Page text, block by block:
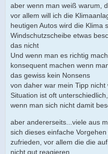
aber wenn man weiß warum,
vor allem will ich die
heutigen Autos wird die Klima
Windschutzscheibe etwas
das nicht
Und wenn man es richtig
konsequent machen wenn
das gewiss kein Nonsens
von daher war mein Tipp
Situation ist oft
wenn man sich nicht damit
aber andererseits...viele aus
sich dieses einfache
zufrieden, vor allem die die
nicht gut reagieren